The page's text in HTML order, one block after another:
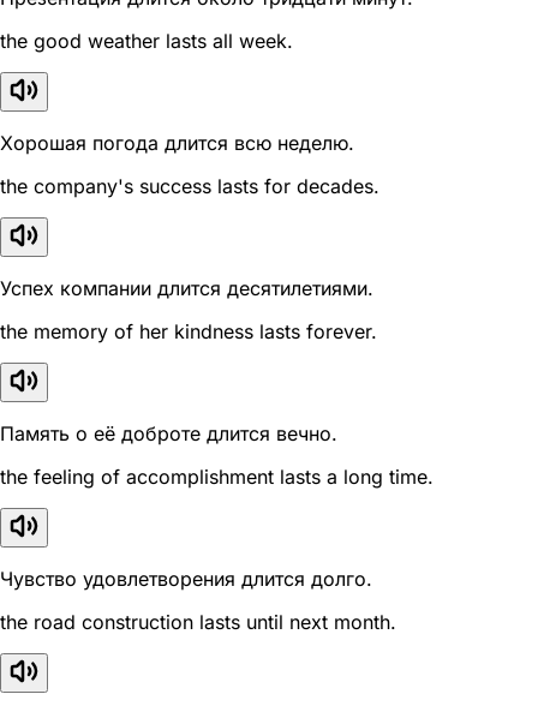
the good weather lasts all week.
Хорошая погода длится всю неделю.
the company's success lasts for decades.
Успех компании длится десятилетиями.
the memory of her kindness lasts forever.
Память о её доброте длится вечно.
the feeling of accomplishment lasts a long time.
Чувство удовлетворения длится долго.
the road construction lasts until next month.